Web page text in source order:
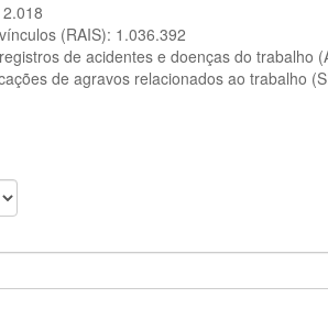
(RAIS): 1.036.392
de acidentes e doenças do trabalho
de agravos relacionados ao trabalho